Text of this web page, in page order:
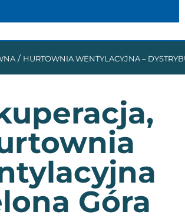
/ HURTOWNIA WENTYLACYJNA –
Góra